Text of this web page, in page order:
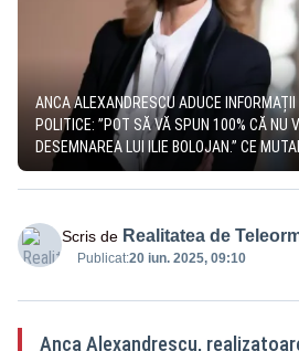
ANCA ALEXANDRESCU ADUCE
POLITICE: ”POT SĂ VĂ SPUN 100% CĂ NU
DESEMNAREA LUI ILIE BOLOJAN.” CE
Scris de Realitatea de
Publicat:20 iun. 2025, 09:10
Anca Alexandrescu,